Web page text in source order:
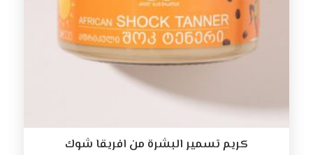
كريم تسمير البشرة من افريقا شوك